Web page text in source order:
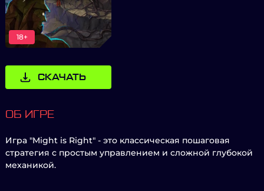
18+
СКАЧАТЬ
ОБ ИГРЕ
Игра "Might is Right" - это классическая пошаговая
стратегия с простым управлением и сложной глубокой
механикой.